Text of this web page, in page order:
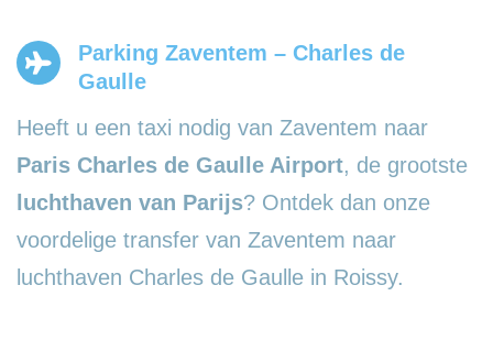
Parking Zaventem – Charles de
Gaulle
Heeft u een taxi nodig van Zaventem naar
Paris Charles de Gaulle Airport, de grootste
luchthaven van Parijs? Ontdek dan onze
voordelige transfer van Zaventem naar
luchthaven Charles de Gaulle in Roissy.